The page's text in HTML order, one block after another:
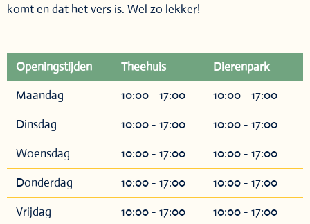
komt en dat het vers is. Wel zo lekker!
Openingstijden Theehuis
Dierenpark
Maandag
10:00 - 17:00
10:00 - 17:00
Dinsdag
10:00 - 17:00
10:00 - 17:00
Woensdag
10:00 - 17:00
10:00 - 17:00
Donderdag
10:00 - 17:00
10:00 - 17:00
Vrijdag
10:00 - 17:00
10:00 - 17:00